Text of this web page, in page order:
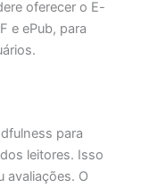
oferecer o E-
e ePub, para
para
leitores. Isso
avaliações. O